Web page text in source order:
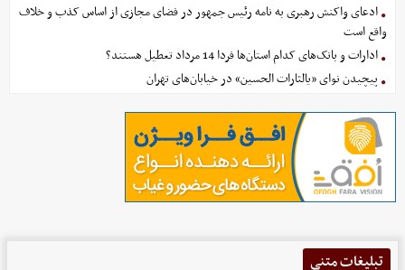
ادعای واکنش رهبری به نامه رئیس جمهور در فضای مجازی از اساس کذب و خلاف
واقع است
ادارات و بانک‌های کدام استان‌ها فردا 14 مرداد تعطیل هستند؟
پیچیدن نوای «یالثارات الحسین» در خیابان‌های تهران
تبلیغات متنی